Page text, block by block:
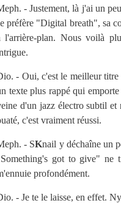
- Justement, là j'ai un
préfère "Digital breath", sa
l'arrière-plan. Nous voilà
- Oui, c'est le meilleur
texte plus rappé qui
d'un jazz électro subtil et
c'est vraiment réussi.
- SKnail y déchaîne un
got to give" ne
profondément.
- Je te le laisse, en effet.